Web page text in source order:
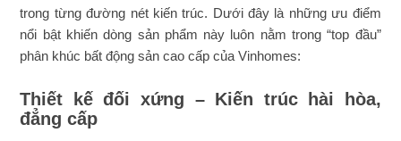
trong từng đường nét kiến trúc. Dưới đây là những ưu điểm
nổi bật khiến dòng sản phẩm này luôn nằm trong “top đầu”
phân khúc bất động sản cao cấp của Vinhomes:
Thiết kế đối xứng – Kiến trúc hài hòa,
đẳng cấp